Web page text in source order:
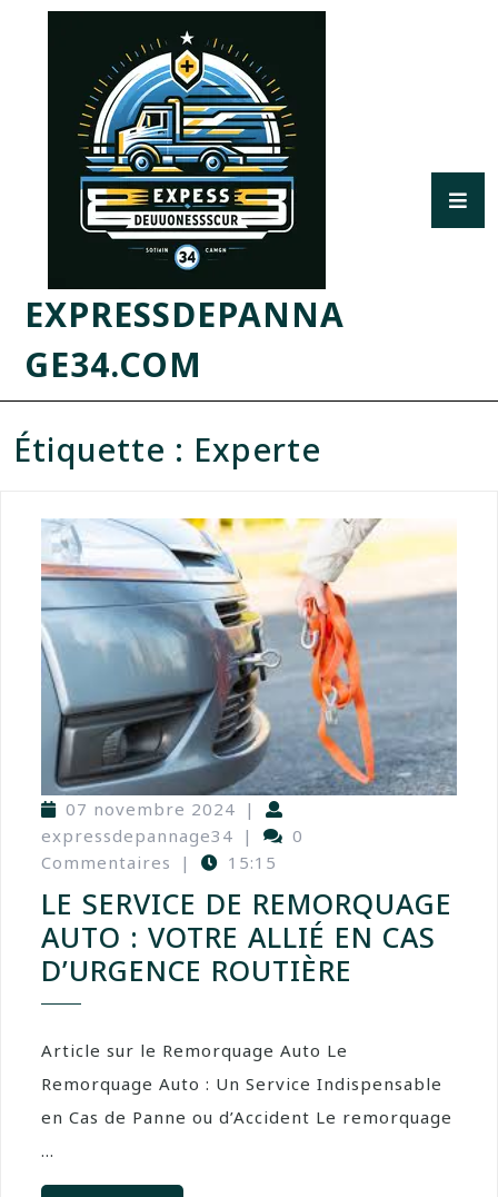
EXPRESSDEPANNA
GE34.COM
Étiquette : Experte
07 novembre 2024 |
expressdepannage34 |
0
Commentaires
| 15:15
LE SERVICE DE REMORQUAGE
AUTO : VOTRE ALLIÉ EN CAS
D’URGENCE ROUTIÈRE
Article sur le Remorquage Auto Le
Remorquage Auto : Un Service Indispensable
en Cas de Panne ou d’Accident Le remorquage
...